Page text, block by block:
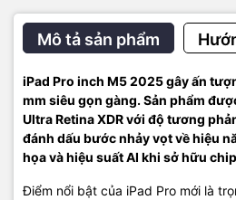
Mô tả sản phẩm
iPad Pro inch M5 2025 gây ấn
mm siêu gọn gàng. Sản phẩm
Ultra Retina XDR với độ tương
đánh dấu bước nhảy vọt về hiệu
họa và hiệu suất AI khi sở hữu
Điểm nổi bật của iPad Pro mới là